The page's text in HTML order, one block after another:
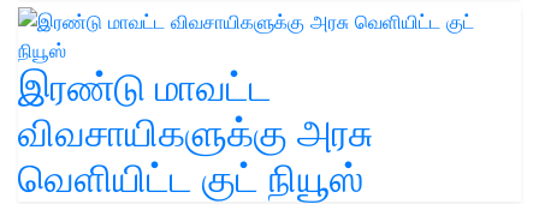
இரண்டு மாவட்ட
விவசாயிகளுக்கு அரசு
வெளியிட்ட குட் நியூஸ்